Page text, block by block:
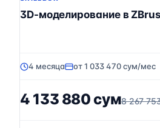
3D-моделирование в
4 месяца от 1 033 470 сум/мес
4 133 880 сум8 267